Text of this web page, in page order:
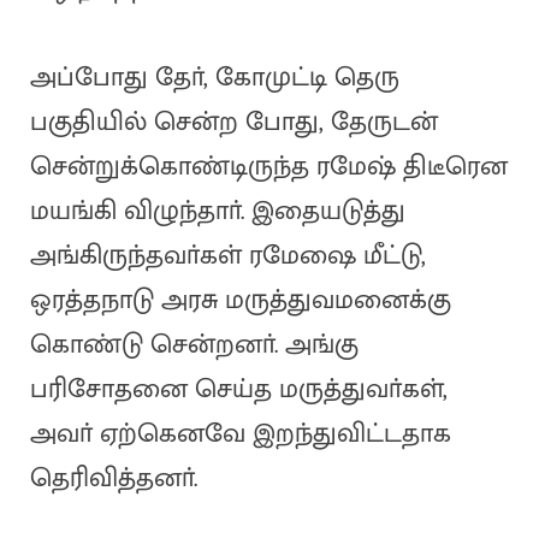
அப்போது தோ், கோமுட்டி தெரு
பகுதியில் சென்ற போது, தேருடன்
சென்றுக்கொண்டிருந்த ரமேஷ் திடீரென
மயங்கி விழுந்தாா். இதையடுத்து
அங்கிருந்தவா்கள் ரமேஷை மீட்டு,
ஒரத்தநாடு அரசு மருத்துவமனைக்கு
கொண்டு சென்றனா். அங்கு
பரிசோதனை செய்த மருத்துவா்கள்,
அவா் ஏற்கெனவே இறந்துவிட்டதாக
தெரிவித்தனா்.